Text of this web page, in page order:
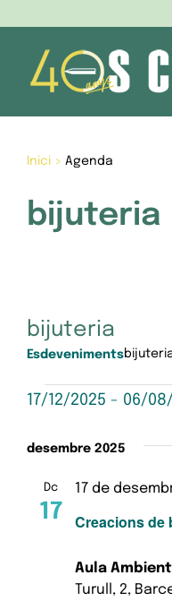
content
Inici> Agenda
bijuteria
bijuteria
Esdeveniments
17/12/2025 - 06/
data.
desembre 2025
Dc
17 Creacions de
17 de
Aula
Turull, 2,